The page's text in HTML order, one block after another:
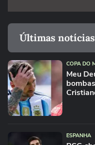
Últimas notícias
COPA DO
Meu
ESPANHA